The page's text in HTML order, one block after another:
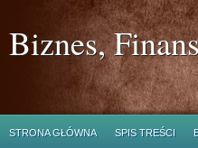
Biznes,
STRONA GŁÓWNA SPIS TREŚCI